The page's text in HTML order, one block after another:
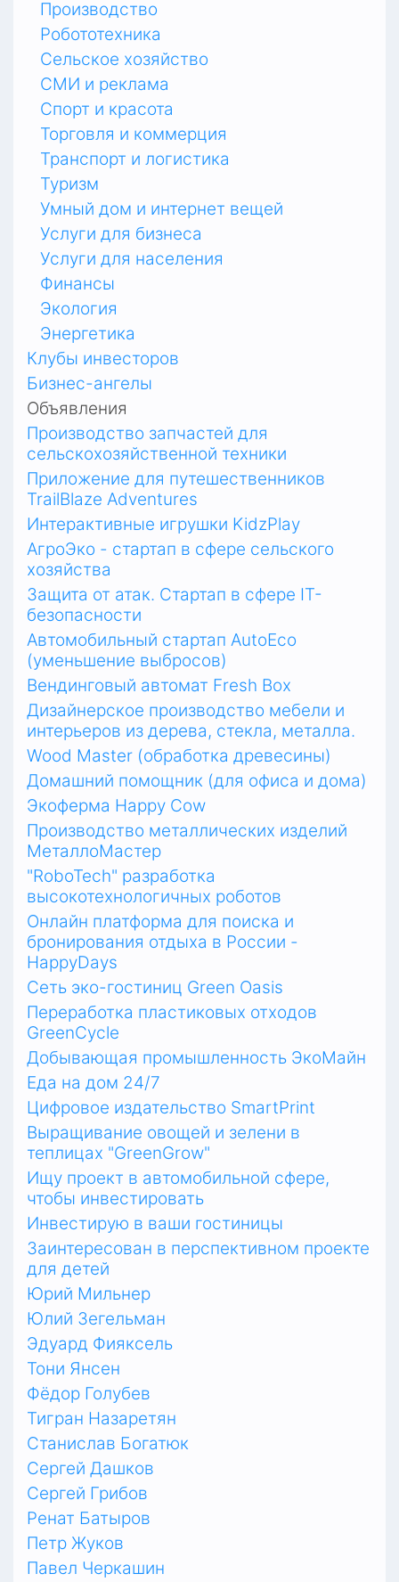
Производство
Робототехника
Сельское хозяйство
СМИ и реклама
Спорт и красота
Торговля и коммерция
Транспорт и логистика
Туризм
Умный дом и интернет вещей
Услуги для бизнеса
Услуги для населения
Финансы
Экология
Энергетика
Клубы инвесторов
Бизнес-ангелы
Объявления
Производство запчастей для
сельскохозяйственной техники
Приложение для путешественников
TrailBlaze Adventures
Интерактивные игрушки KidzPlay
АгроЭко - стартап в сфере сельского
хозяйства
Защита от атак. Стартап в сфере IT-
безопасности
Автомобильный стартап AutoEco
(уменьшение выбросов)
Вендинговый автомат Fresh Box
Дизайнерское производство мебели и
интерьеров из дерева, стекла, металла.
Wood Master (обработка древесины)
Домашний помощник (для офиса и дома)
Экоферма Happy Cow
Производство металлических изделий
МеталлоМастер
"RoboTech" разработка
высокотехнологичных роботов
Онлайн платформа для поиска и
бронирования отдыха в России -
HappyDays
Сеть эко-гостиниц Green Oasis
Переработка пластиковых отходов
GreenCycle
Добывающая промышленность ЭкоМайн
Еда на дом 24/7
Цифровое издательство SmartPrint
Выращивание овощей и зелени в
теплицах "GreenGrow"
Ищу проект в автомобильной сфере,
чтобы инвестировать
Инвестирую в ваши гостиницы
Заинтересован в перспективном проекте
для детей
Юрий Мильнер
Юлий Зегельман
Эдуард Фияксель
Тони Янсен
Фёдор Голубев
Тигран Назаретян
Станислав Богатюк
Сергей Дашков
Сергей Грибов
Ренат Батыров
Петр Жуков
Павел Черкашин